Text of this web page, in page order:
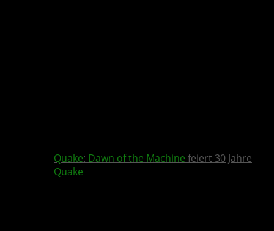
Quake: Dawn of the Machine feiert 30 Jahre
Quake